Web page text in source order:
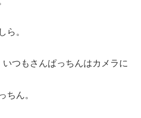
ら。
つもさんぱっちんはカメラに
ちん。